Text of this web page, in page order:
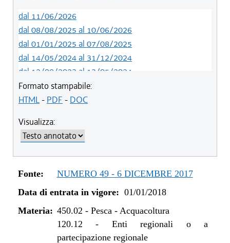
dal 11/06/2026
dal 08/08/2025 al 10/06/2026
dal 01/01/2025 al 07/08/2025
dal 14/05/2024 al 31/12/2024
dal 12/08/2023 al 13/05/2024
dal 01/01/2023 al 11/08/2023
dal 14/06/2022 al 31/12/2022
dal 20/05/2021 al 05/11/2021
dal 11/08/2020 al 19/05/2021
dal 01/01/2020 al 10/08/2020
dal 11/07/2019 al 31/12/2019
dal 08/11/2018 al 31/12/2018
dal 29/03/2018 al 07/11/2018
dal 01/01/2018 al 28/03/2018
Formato stampabile:
HTML- PDF - DOC
Visualizza:
Fonte:
NUMERO 49 - 6 DICEMBRE 2017
Data di entrata in vigore: 01/01/2018
Materia: 450.02 - Pesca - Acquacoltura
120.12 - Enti regionali o a
partecipazione regionale